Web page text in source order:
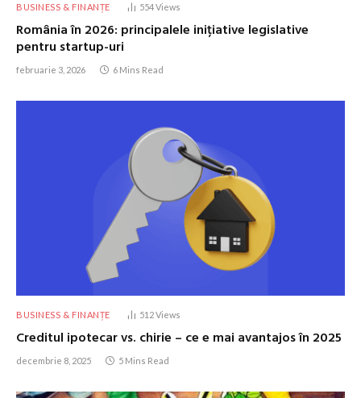
BUSINESS & FINANȚE 554Views
România în 2026: principalele inițiative legislative
pentru startup-uri
februarie 3, 2026 6 Mins Read
BUSINESS & FINANȚE 512Views
Creditul ipotecar vs. chirie – ce e mai avantajos în 2025
decembrie 8, 2025 5 Mins Read